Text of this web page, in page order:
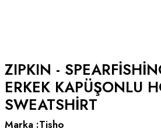
ZIPKIN -
ERKEK KAPÜŞONLU
SWEATSHIRT
Marka :Tisho